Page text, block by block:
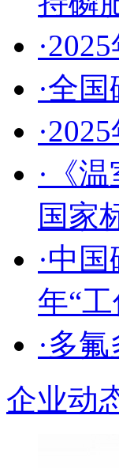
·全
·《
国家
·中
年“
·多
企业动